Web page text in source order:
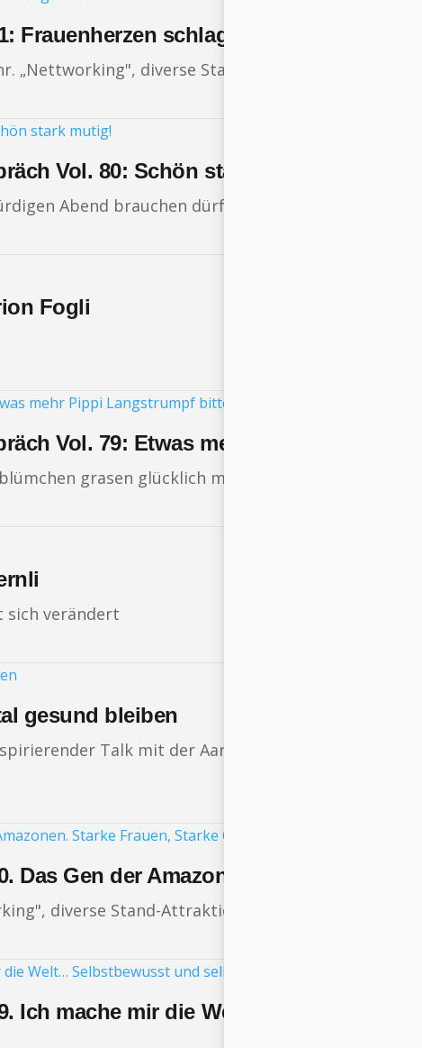
Frauenherzen schlagen anders
„Nettworking", diverse Stand-Attraktionen,
Vol. 80: Schön stark mutig!
Abend brauchen dürfte, dann genau diese:
Fogli
Vol. 79: Etwas mehr Pippi
grasen glücklich macht und wie man
sich verändert
gesund bleiben
Talk mit der Aargauer Radiomoderatorin
Das Gen der Amazonen. Starke Frauen,
diverse Stand-Attraktionen, inklusive Apéro
Ich mache mir die Welt…